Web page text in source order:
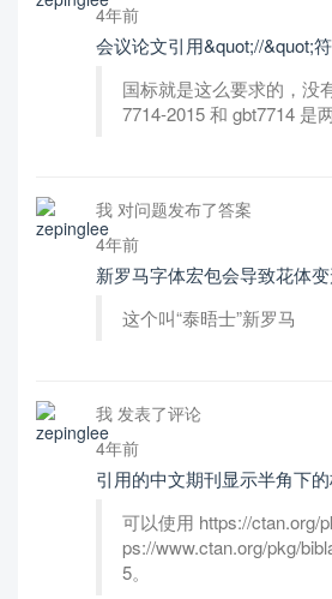
4年前
会议论文引用&quot;//&quot;
国标就是这么要求的，没
7714-2015 和 gbt7714 是
我 对问题发布了答案
4年前
新罗马字体宏包会导致花体
这个叫“泰晤士”新罗马
我 发表了评论
4年前
引用的中文期刊显示半角下
可以使用 https://ctan.org/
ps://www.ctan.org/pkg/
5。